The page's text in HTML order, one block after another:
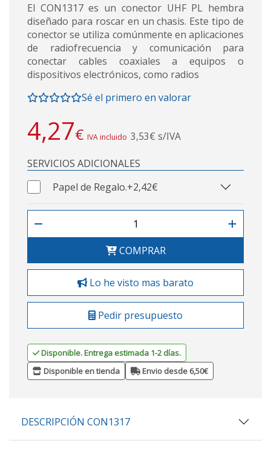
El CON1317 es un conector UHF PL hembra
diseñado para roscar en un chasis. Este tipo de
conector se utiliza comúnmente en aplicaciones
de radiofrecuencia y comunicación para
conectar cables coaxiales a equipos o
dispositivos electrónicos, como radios
Sé el primero en valorar
4,27€ IVA incluido 3,53€ s/IVA
SERVICIOS ADICIONALES
Papel de Regalo.+2,42€
COMPRAR
Lo he visto mas barato
Pedir presupuesto
Disponible. Entrega estimada 1-2 días.
Disponible en tienda
Envio desde 6,50€
DESCRIPCIÓN CON1317